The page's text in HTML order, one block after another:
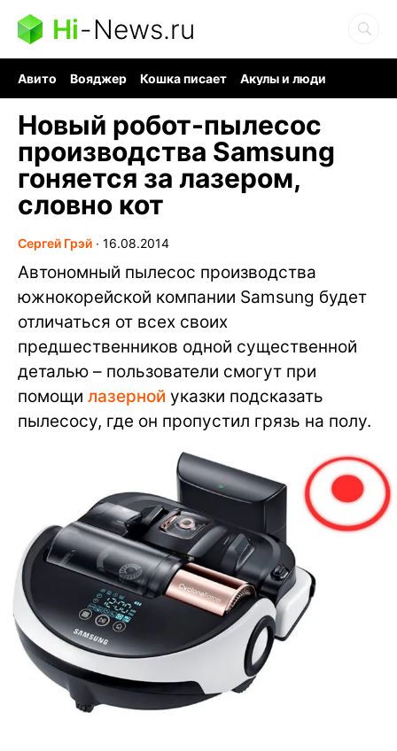
Hi-News.ru
Авито Вояджер Кошка писает
Акулы и люди
Новый робот-пылесос
производства Samsung
гоняется за лазером,
словно кот
Сергей Грэй ∙ 16.08.2014
Автономный пылесос производства
южнокорейской компании Samsung будет
отличаться от всех своих
предшественников одной существенной
деталью – пользователи смогут при
помощи лазерной указки подсказать
пылесосу, где он пропустил грязь на полу.